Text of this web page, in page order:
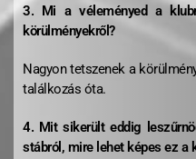
3. Mi a véleményed a
körülményekről?
Nagyon tetszenek a
találkozás óta.
4. Mit sikerült eddig
stábról, mire lehet képes ez a